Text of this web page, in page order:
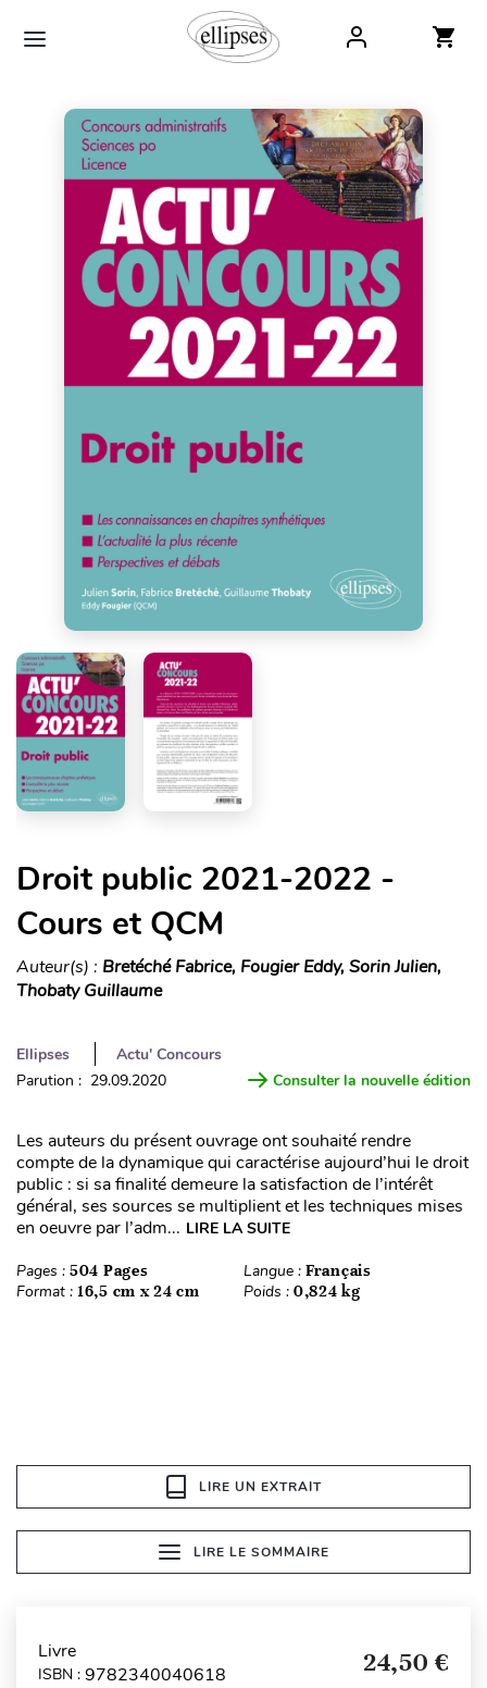
Droit public 2021-2022 -
Cours et QCM
Auteur(s) : Bretéché Fabrice, Fougier Eddy, Sorin Julien,
Thobaty Guillaume
Ellipses
Actu' Concours
Parution : 29.09.2020
Consulter la nouvelle édition
Les auteurs du présent ouvrage ont souhaité rendre
compte de la dynamique qui caractérise aujourd’hui le droit
public : si sa finalité demeure la satisfaction de l’intérêt
général, ses sources se multiplient et les techniques mises
en oeuvre par l’adm... LIRE LA SUITE
Pages : 504 Pages Langue : Français
Format : 16,5 cm x 24 cm Poids : 0,824 kg
LIRE UN EXTRAIT
LIRE LE SOMMAIRE
Livre
ISBN : 9782340040618 24,50 €